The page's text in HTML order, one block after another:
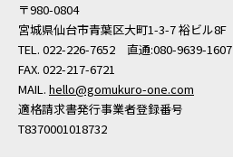
〒980-0804
宮城県仙台市青葉区大町1-3-7 裕ビル8F
TEL. 022-226-7652 直通:080-9639-1607
FAX. 022-217-6721
MAIL. hello@gomukuro-one.com
適格請求書発行事業者登録番号
T8370001018732